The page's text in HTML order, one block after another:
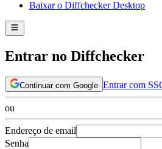
Baixar o Diffchecker Desktop
Entrar no Diffchecker
Continuar com Google Entrar com
ou
Endereço de email
Senha